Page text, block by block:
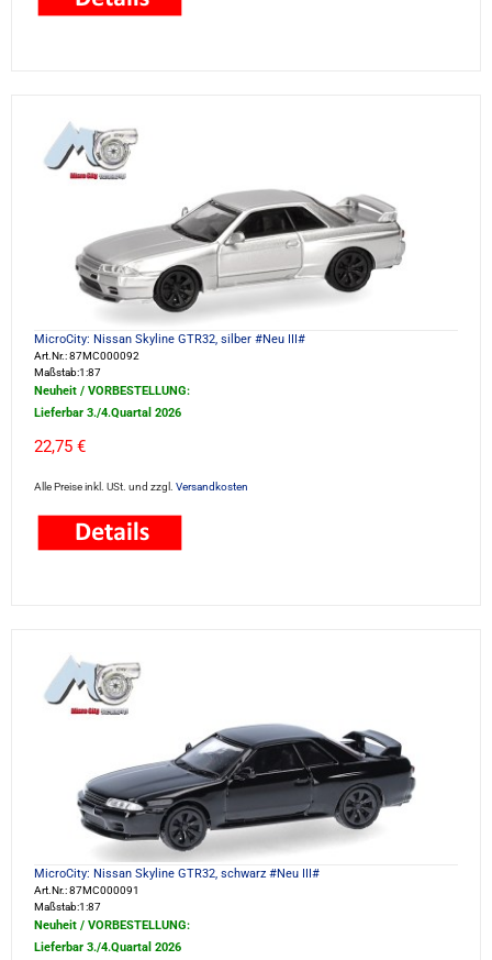
MicroCity: Nissan Skyline GTR32, silber #Neu III#
Art.Nr.: 87MC000092
Maßstab:1:87
Neuheit / VORBESTELLUNG:
Lieferbar 3./4.Quartal 2026
22,75 €
Alle Preise inkl. USt. und zzgl. Versandkosten
MicroCity: Nissan Skyline GTR32, schwarz #Neu III#
Art.Nr.: 87MC000091
Maßstab:1:87
Neuheit / VORBESTELLUNG:
Lieferbar 3./4.Quartal 2026